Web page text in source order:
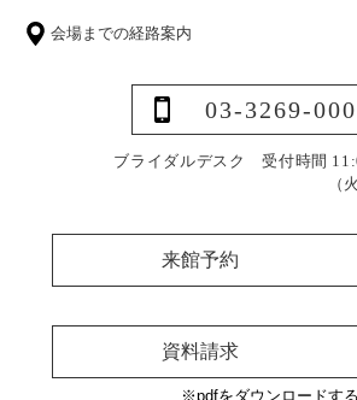
会場までの経路案内
03-3269-
ブライダルデスク 受付時間
（
来館予約
資料請求
※pdfをダウンロードする